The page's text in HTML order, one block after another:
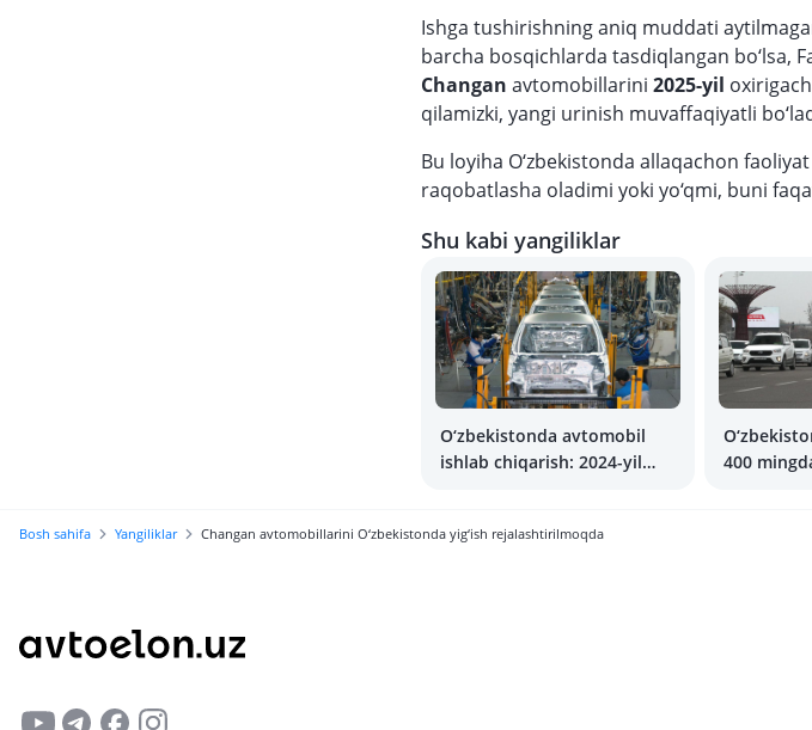
Ishga tushirishning aniq muddati
barcha bosqichlarda tasdiqlangan bo‘lsa,
Changan avtomobillarini 2025-yil
qilamizki, yangi urinish muvaffaqiyatli
Bu loyiha O‘zbekistonda allaqachon
raqobatlasha oladimi yoki yo‘qmi, buni
Shu kabi yangiliklar
O‘zbekistonda avtomobil
ishlab chiqarish: 2024-yil
400
Bosh sahifa Yangiliklar Changan avtomobillarini O‘zbekistonda yig‘ish rejalashtirilmoqda